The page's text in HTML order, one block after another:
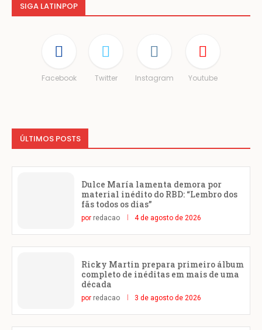
SIGA LATINPOP
Facebook Twitter Instagram Youtube
ÚLTIMOS POSTS
Dulce María lamenta demora por
material inédito do RBD: “Lembro dos
fãs todos os dias”
por redacao 4 de agosto de 2026
Ricky Martin prepara primeiro álbum
completo de inéditas em mais de uma
década
por redacao 3 de agosto de 2026